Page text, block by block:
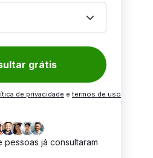
keyboard_arrow_down
grátis
de privacidade e termos de uso
pessoas já consultaram